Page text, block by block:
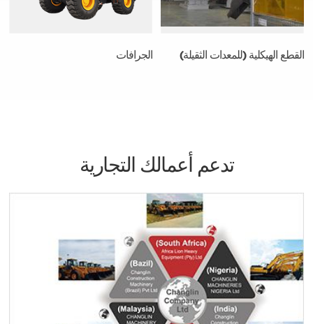
القطع الهيكلية (للمعدات الثقيلة) الجرافات
تدعم أعمالك التجارية